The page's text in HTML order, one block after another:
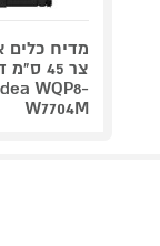
מדיח כלים
צר 45
WQP8-
W7704M